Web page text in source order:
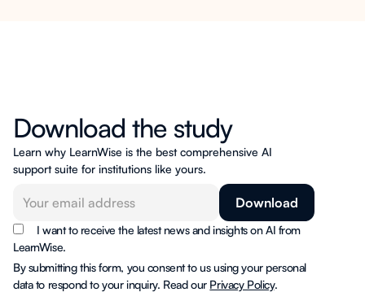
Download the study
Learn why LearnWise is the best comprehensive AI
support suite for institutions like yours.
I want to receive the latest news and insights on AI from
LearnWise.
By submitting this form, you consent to us using your personal
data to respond to your inquiry. Read our Privacy Policy.